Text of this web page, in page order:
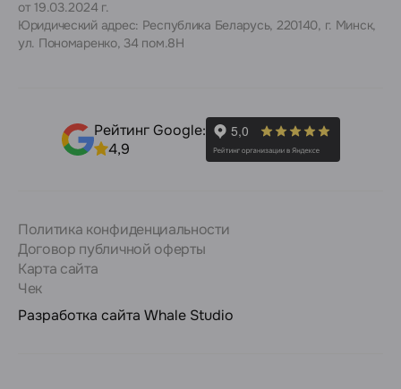
от 19.03.2024 г.
Юридический адрес: Республика Беларусь, 220140, г. Минск,
ул. Пономаренко, 34 пом.8Н
Рейтинг Google:
4,9
Политика конфиденциальности
Договор публичной оферты
Карта сайта
Чек
Разработка сайта Whale Studio